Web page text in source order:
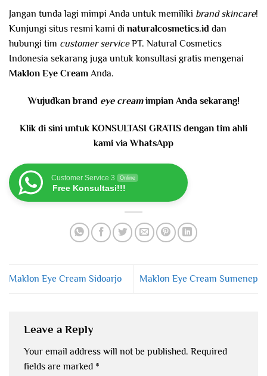
Jangan tunda lagi mimpi Anda untuk memiliki brand skincare!
Kunjungi situs resmi kami di naturalcosmetics.id dan
hubungi tim customer servicePT. Natural Cosmetics
Indonesia sekarang juga untuk konsultasi gratis mengenai
Maklon Eye Cream Anda.
Wujudkan brand eye creamimpian Anda sekarang!
Klik di sini untuk KONSULTASI GRATIS dengan tim ahli
kami via WhatsApp
Customer Service 3 Online
Free Konsultasi!!!
Maklon Eye Cream Sidoarjo Maklon Eye Cream Sumenep
Leave a Reply
Your email address will not be published. Required
fields are marked *